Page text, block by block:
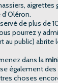
de plus de
pourrez y
au public)
dans la
également des
choses